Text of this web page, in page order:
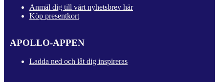
Anmäl dig till vårt nyhetsbrev här
Köp presentkort
APOLLO-APPEN
Ladda ned och låt dig inspireras